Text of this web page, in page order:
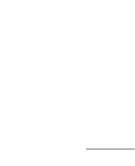
——————–